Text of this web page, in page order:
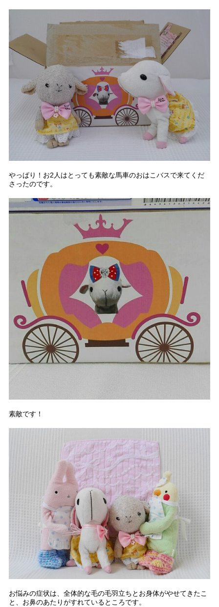
やっぱり！お2人はとっても素敵な馬車のおはこバスで来てくだ
さったのです。
素敵です！
お悩みの症状は、全体的な毛の毛羽立ちとお身体がやせてきたこ
と、お鼻のあたりがすれているところです。